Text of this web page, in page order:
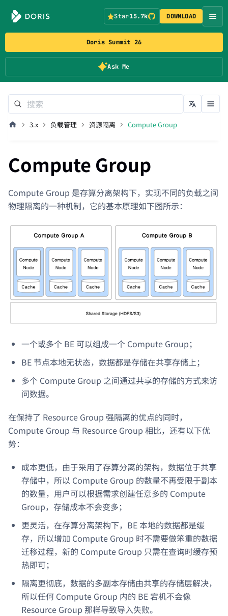
Doris Summit 26
Ask Me
Star15.7k DOWNLOAD
3.x 负载管理 资源隔离 Compute Group
Compute Group
Compute Group 是存算分离架构下，实现不同的负载之间
物理隔离的一种机制，它的基本原理如下图所示：
一个或多个 BE 可以组成一个 Compute Group；
BE 节点本地无状态，数据都是存储在共享存储上；
多个 Compute Group 之间通过共享的存储的方式来访
问数据。
在保持了 Resource Group 强隔离的优点的同时，
Compute Group 与 Resource Group 相比，还有以下优
势：
成本更低，由于采用了存算分离的架构，数据位于共享
存储中，所以 Compute Group 的数量不再受限于副本
的数量，用户可以根据需求创建任意多的 Compute
Group，存储成本不会变多；
更灵活，在存算分离架构下，BE 本地的数据都是缓
存，所以增加 Compute Group 时不需要做笨重的数据
迁移过程，新的 Compute Group 只需在查询时缓存预
热即可；
隔离更彻底，数据的多副本存储由共享的存储层解决，
所以任何 Compute Group 内的 BE 宕机不会像
Resource Group 那样导致导入失败。